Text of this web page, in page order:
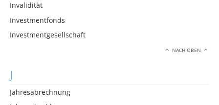
Invalidität
Investmentfonds
Investmentgesellschaft
NACH OBEN
J
Jahresabrechnung